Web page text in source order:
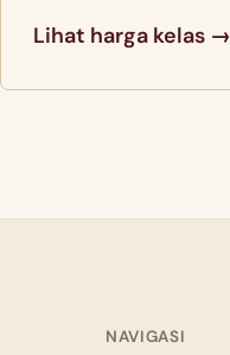
Lihat harga kelas →
NAVIGASI